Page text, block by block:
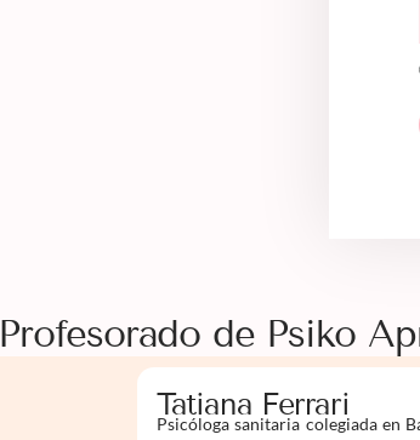
Profesorado de Psiko
Tatiana Ferrari
Psicóloga sanitaria colegiada en